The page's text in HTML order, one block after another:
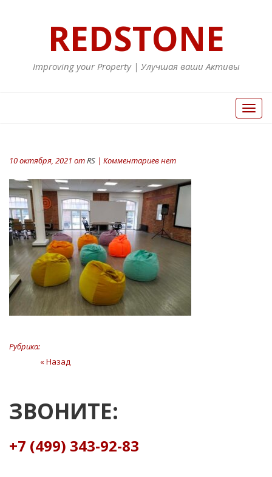
REDSTONE
Improving your Property | Улучшая ваши Активы
Вкл/
Выкл
10 октября, 2021 отRS | Комментариев нет
Рубрика:
Навигация
записям
« Назад
ЗВОНИТЕ:
+7 (499) 343-92-83